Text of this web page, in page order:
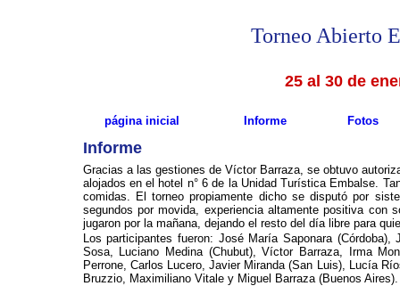
Torneo Abierto
25 al 30 de
página inicial Informe
Informe
Gracias a las gestiones de Víctor Barraza, se obtuvo
alojados en el hotel n° 6 de la Unidad Turística Embalse.
comidas. El torneo propiamente dicho se disputó por
segundos por movida, experiencia altamente positiva con
jugaron por la mañana, dejando el resto del día libre para
Los participantes fueron: José María Saponara
Sosa, Luciano Medina (Chubut), Víctor Barraza, Irma
Perrone, Carlos Lucero, Javier Miranda (San Luis), Lucía
Bruzzio, Maximiliano Vitale y Miguel Barraza (Buenos Aires).